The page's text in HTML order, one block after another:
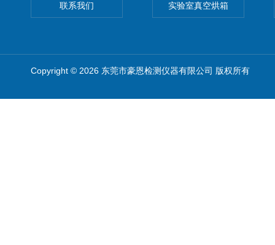
联系我们 实验室真空烘箱
Copyright © 2026 东莞市豪恩检测仪器有限公司 版权所有